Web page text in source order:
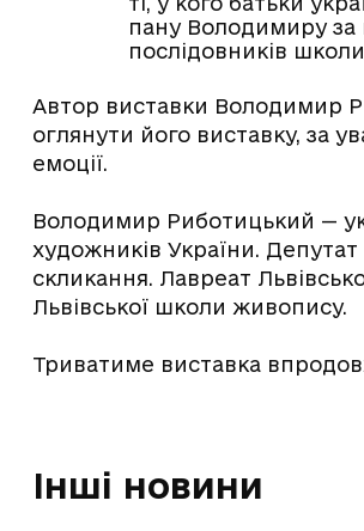
пану Володимиру за
послідовників
Автор виставки Володимир
оглянути його виставку, за
емоції.
Володимир Риботицький —
художників України.
скликання. Лавреат
Львівської школи живопису.
Триватиме виставка
Інші новини